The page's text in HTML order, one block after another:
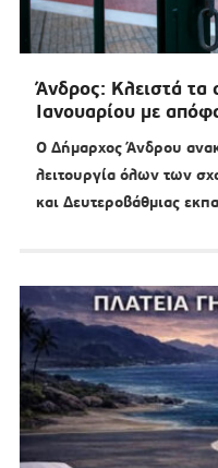
Άνδρος: Κλειστά τα
Ιανουαρίου με
Ο Δήμαρχος Άνδρου
λειτουργία όλων των
και Δευτεροβάθμιας